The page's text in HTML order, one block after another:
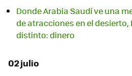
Donde Arabia Saudí ve una
de atracciones en el desierto,
distinto: dinero
02 julio